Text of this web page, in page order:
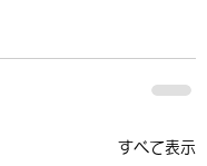
すべて表示